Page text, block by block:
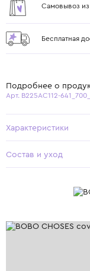
Самовывоз из
Бесплатная
Подробнее о
Арт. B225AC112-
Характеристики
Состав и уход